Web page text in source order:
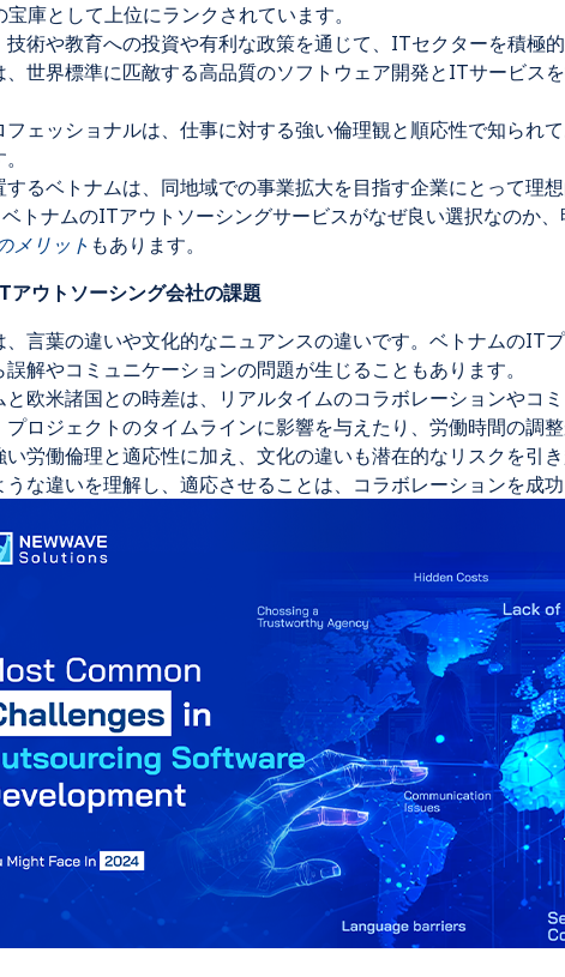
庫として上位にランクされています。
技術や教育への投資や有利な政策を通じて、ITセクターを積極的
、世界標準に匹敵する高品質のソフトウェア開発とITサービス
フェッショナルは、仕事に対する強い倫理観と順応性で知られ
るベトナムは、同地域での事業拡大を目指す企業にとって理想
トナムのITアウトソーシングサービスがなぜ良い選択なのか
メリット もあります。
ウトソーシング会社の課題
、言葉の違いや文化的なニュアンスの違いです。ベトナムのIT
解やコミュニケーションの問題が生じることもあります。
と欧米諸国との時差は、リアルタイムのコラボレーションやコ
ロジェクトのタイムラインに影響を与えたり、労働時間の調整
い労働倫理と適応性に加え、文化の違いも潜在的なリスクを引
な違いを理解し、適応させることは、コラボレーションを成功